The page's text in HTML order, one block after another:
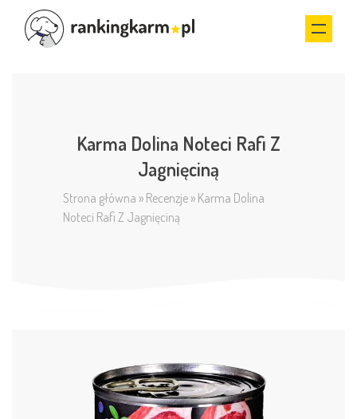
Karma Dolina Noteci Rafi Z
Jagnięciną
Strona główna » Recenzje » Karma Dolina
Noteci Rafi Z Jagnięciną